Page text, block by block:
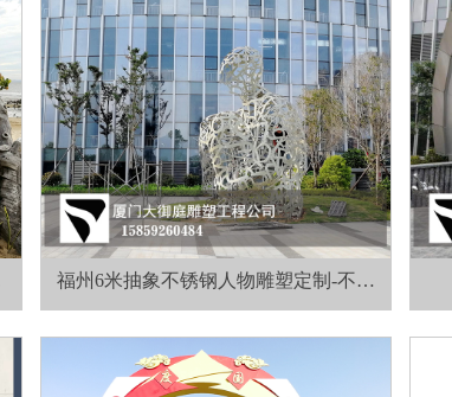
福州6米抽象不锈钢人物雕塑定制-不锈
钢雕塑厂家制作